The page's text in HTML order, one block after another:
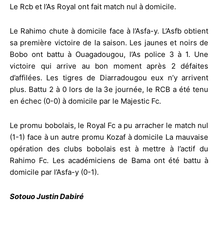
Le Rcb et l’As Royal ont fait match nul à domicile.
Le Rahimo chute à domicile face à l’Asfa-y. L’Asfb obtient
sa première victoire de la saison. Les jaunes et noirs de
Bobo ont battu à Ouagadougou, l’As police 3 à 1. Une
victoire qui arrive au bon moment après 2 défaites
d’affilées. Les tigres de Diarradougou eux n’y arrivent
plus. Battu 2 à 0 lors de la 3e journée, le RCB a été tenu
en échec (0-0) à domicile par le Majestic Fc.
Le promu bobolais, le Royal Fc a pu arracher le match nul
(1-1) face à un autre promu Kozaf à domicile La mauvaise
opération des clubs bobolais est à mettre à l’actif du
Rahimo Fc. Les académiciens de Bama ont été battu à
domicile par l’Asfa-y (0-1).
Sotouo Justin Dabiré